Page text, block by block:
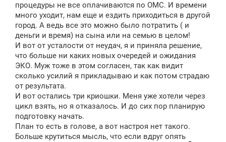
процедуры не все оплачиваются по ОМС. И времени
много уходит, нам еще и ездить приходиться в другой
город. А ведь все это можно было потратить ( и
деньги и время) на сына или на семью в целом!
И вот от усталости от неудач, я и приняла решение,
что больше ни каких новых очередей и ожидания
ЭКО. Муж тоже в этом согласен, так как видит
сколько усилий я прикладываю и как потом страдаю
от результата.
И вот остались три криошки. Меня уже хотели через
цикл взять, но я отказалось. И до сих пор планирую
подготовку начать.
План то есть в голове, а вот настроя нет такого.
Больше крутиться мысль, что если вдруг опять